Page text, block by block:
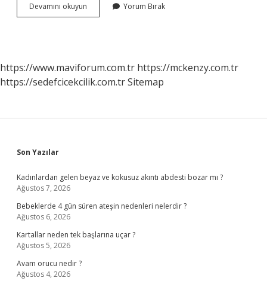
Devamını okuyun Ametallerin
Özellikleri
Yorum Bırak
https://www.maviforum.com.tr https://mckenzy.com.tr
https://sedefcicekcilik.com.trSitemap
Sidebar
Son Yazılar
Kadınlardan gelen beyaz ve kokusuz akıntı abdesti bozar mı ?
Ağustos 7, 2026
Bebeklerde 4 gün süren ateşin nedenleri nelerdir ?
Ağustos 6, 2026
Kartallar neden tek başlarına uçar ?
Ağustos 5, 2026
Avam orucu nedir ?
Ağustos 4, 2026